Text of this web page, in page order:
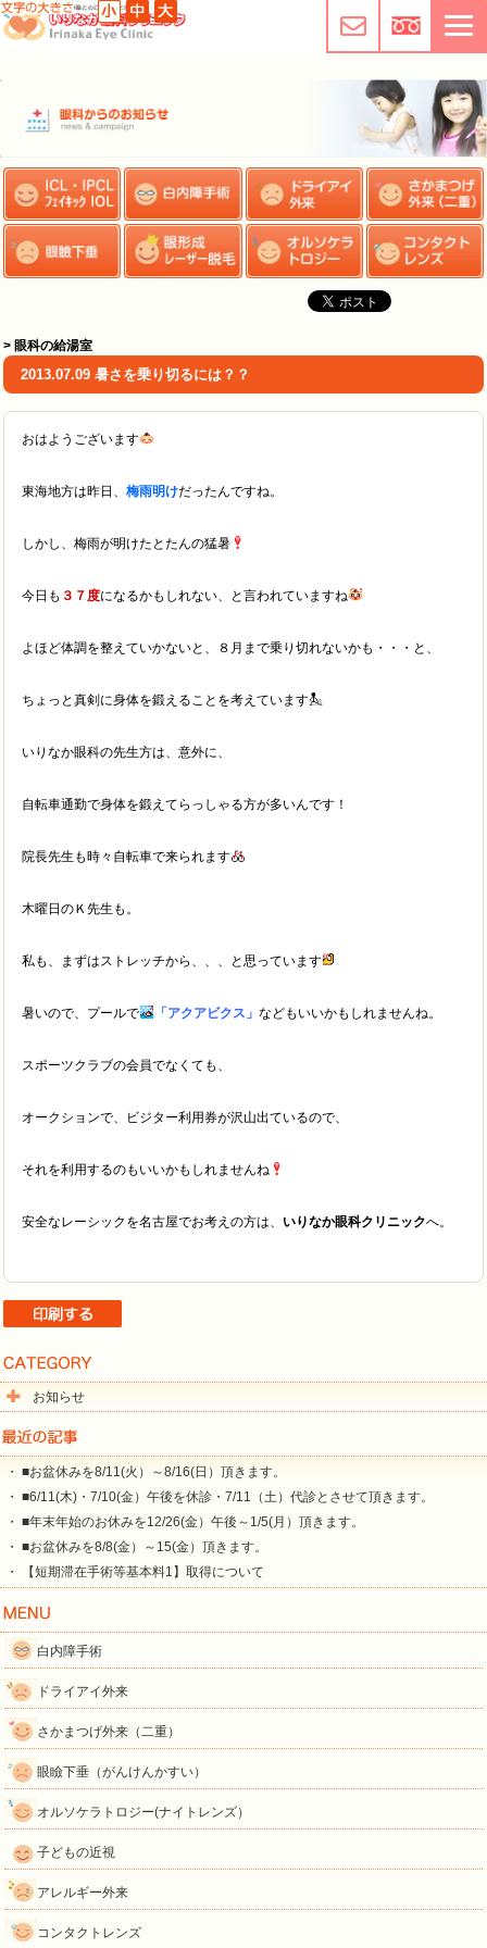
> 眼科の給湯室
2013.07.09 暑さを乗り切るには？？
おはようございます
東海地方は昨日、 梅雨明けだったんですね。
しかし、梅雨が明けたとたんの猛暑
今日も ３７度になるかもしれない、と言われていますね
よほど体調を整えていかないと、８月まで乗り切れないかも・・・と、
ちょっと真剣に身体を鍛えることを考えています
いりなか眼科の先生方は、意外に、
自転車通勤で身体を鍛えてらっしゃる方が多いんです！
院長先生も時々自転車で来られます
木曜日のＫ先生も。
私も、まずはストレッチから、、、と思っています
暑いので、プールで 「アクアビクス」 などもいいかもしれませんね。
スポーツクラブの会員でなくても、
オークションで、ビジター利用券が沢山出ているので、
それを利用するのもいいかもしれませんね
安全なレーシックを名古屋でお考えの方は、 いりなか眼科クリニックへ。
お知らせ
・ ■お盆休みを8/11(火）～8/16(日）頂きます。
・ ■6/11(木)・7/10(金）午後を休診・7/11（土）代診とさせて頂きます。
・ ■年末年始のお休みを12/26(金）午後～1/5(月）頂きます。
・ ■お盆休みを8/8(金）～15(金）頂きます。
・ 【短期滞在手術等基本料1】取得について
白内障手術
ドライアイ外来
さかまつげ外来（二重）
眼瞼下垂（がんけんかすい）
オルソケラトロジー(ナイトレンズ）
子どもの近視
アレルギー外来
コンタクトレンズ